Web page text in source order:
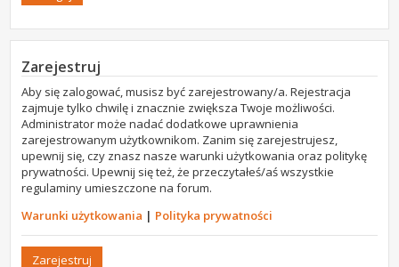
Zarejestruj
Aby się zalogować, musisz być zarejestrowany/a. Rejestracja
zajmuje tylko chwilę i znacznie zwiększa Twoje możliwości.
Administrator może nadać dodatkowe uprawnienia
zarejestrowanym użytkownikom. Zanim się zarejestrujesz,
upewnij się, czy znasz nasze warunki użytkowania oraz politykę
prywatności. Upewnij się też, że przeczytałeś/aś wszystkie
regulaminy umieszczone na forum.
Warunki użytkowania | Polityka prywatności
Zarejestruj